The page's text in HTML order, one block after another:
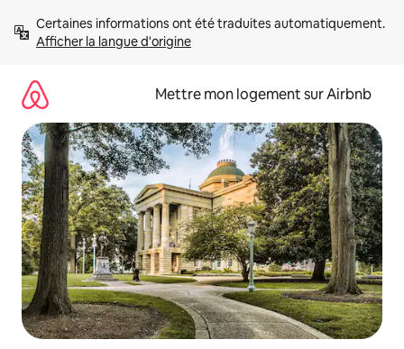
directement
Afficher la langue d'origine
Mettre mon logement sur Airbnb